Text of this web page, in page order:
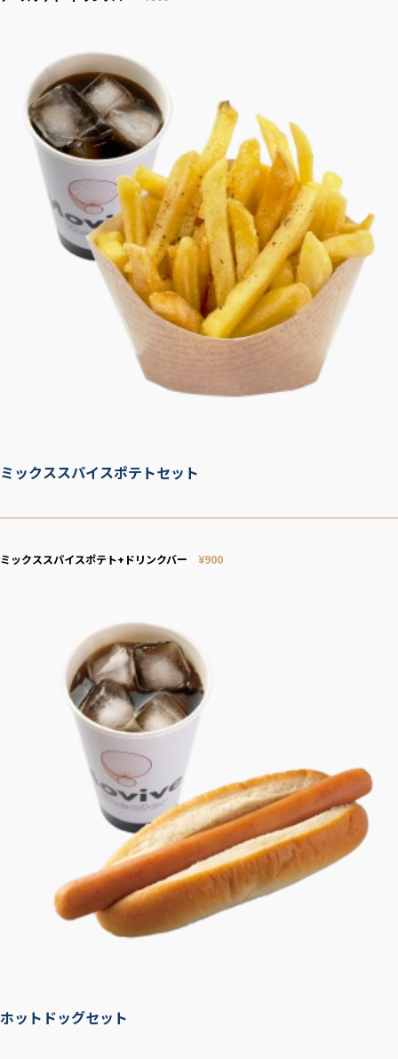
ミックススパイスポテトセット
ミックススパイスポテト+ドリンクバー ¥900
ホットドッグセット